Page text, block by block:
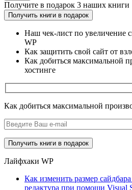
Получите в подарок 3 наших книги
Получить книги в подарок
Наш чек-лист по увеличение
WP
Как защитить свой сайт от
Как добиться максимальной
хостинге
Как добиться максимальной
Лайфхаки WP
Как изменить размер
редактура при помощи Visual